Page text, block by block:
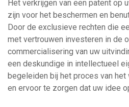
Het verkrijgen van een patent op
zijn voor het beschermen en
Door de exclusieve rechten die
met vertrouwen investeren in de
commercialisering van uw
een deskundige in intellectueel
begeleiden bij het proces van het
en ervoor te zorgen dat uw idee